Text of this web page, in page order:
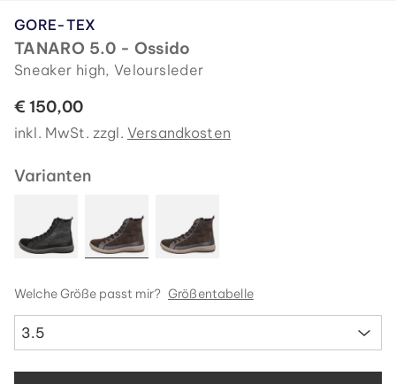
GORE-TEX
TANARO 5.0 - Ossido
Sneaker high, Veloursleder
€ 150,00
inkl. MwSt. zzgl. Versandkosten
Varianten
Welche Größe passt mir? Größentabelle
3.5